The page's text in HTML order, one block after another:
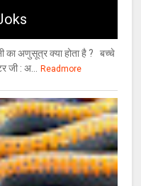
का अणुसूत्र क्या होता है ? बच्चे
जी : अ...
Readmore